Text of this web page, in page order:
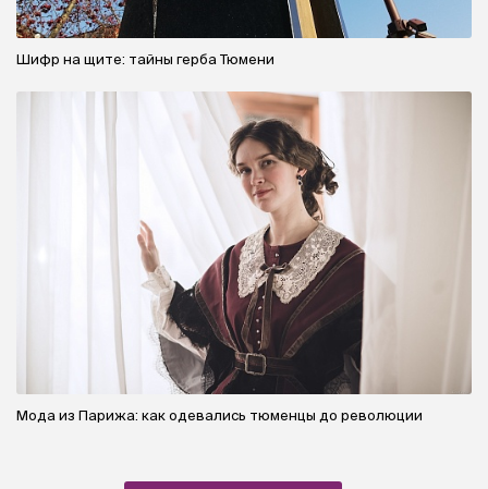
Шифр на щите: тайны герба Тюмени
Мода из Парижа: как одевались тюменцы до революции